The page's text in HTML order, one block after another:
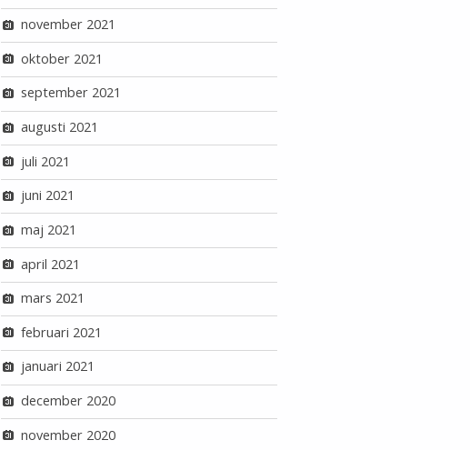
november 2021
oktober 2021
september 2021
augusti 2021
juli 2021
juni 2021
maj 2021
april 2021
mars 2021
februari 2021
januari 2021
december 2020
november 2020